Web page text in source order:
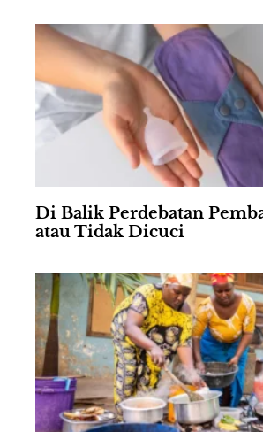
Di Balik Perdebatan
atau Tidak Dicuci